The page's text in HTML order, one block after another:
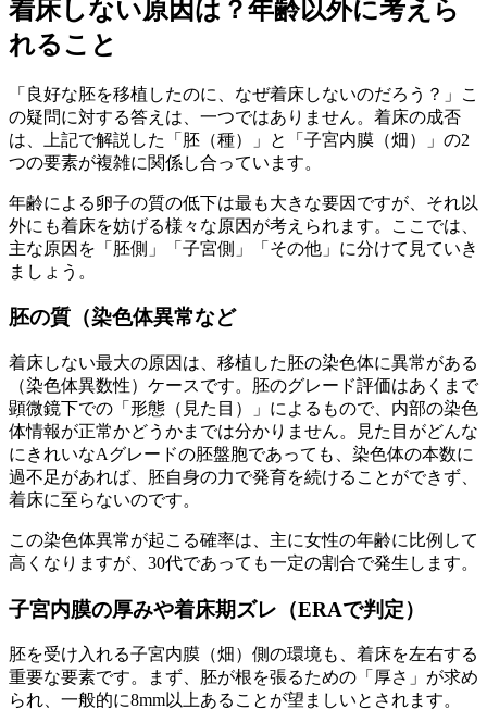
着床しない原因は？年齢以外に考えら
れること
「良好な胚を移植したのに、なぜ着床しないのだろう？」こ
の疑問に対する答えは、一つではありません。着床の成否
は、上記で解説した
「胚（種）」と「子宮内膜（畑）」の2
つの要素が複雑に関係し合っています。
年齢による卵子の質の低下は最も大きな要因ですが、それ以
外にも着床を妨げる様々な原因が考えられます。ここでは、
主な原因を「胚側」「子宮側」「その他」に分けて見ていき
ましょう。
胚の質（染色体異常など
着床しない最大の原因は、移植した胚の染色体に異常がある
（染色体異数性）ケースです。胚のグレード評価はあくまで
顕微鏡下での「形態（見た目）」によるもので、内部の染色
体情報が正常かどうかまでは分かりません。見た目がどんな
にきれいなAグレードの胚盤胞であっても、染色体の本数に
過不足があれば、 胚自身の力で発育を続けることができず、
着床に至らないのです。
この染色体異常が起こる確率は、主に女性の年齢に比例して
高くなりますが、30代であっても一定の割合で発生します。
子宮内膜の厚みや着床期ズレ（ERAで判定）
胚を受け入れる子宮内膜（畑）側の環境も、着床を左右する
重要な要素です。まず、胚が根を張るための「厚さ」が求め
られ、 一般的に8mm以上あることが望ましいとされます。